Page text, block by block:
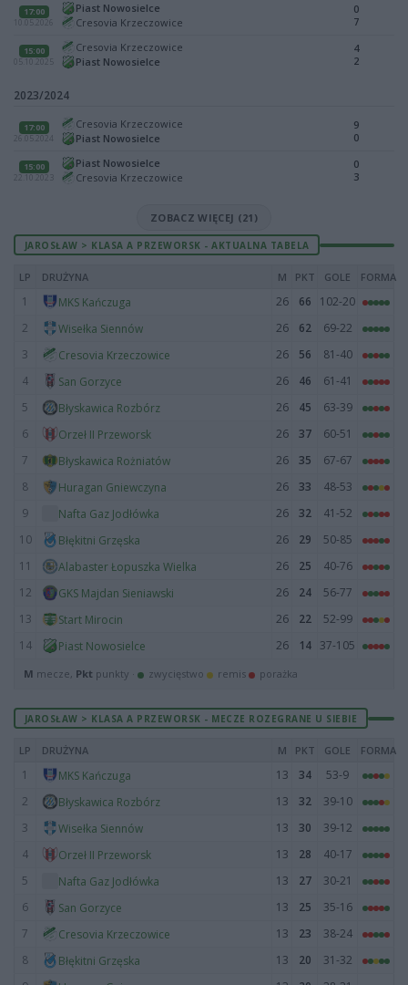
17:00
10.05.2026
Piast Nowosielce
Cresovia Krzeczowice
0
7
15:00
05.10.2025
Cresovia Krzeczowice
Piast Nowosielce
4
2
2023/2024
17:00
26.05.2024
Cresovia Krzeczowice
Piast Nowosielce
9
0
15:00
22.10.2023
Piast Nowosielce
Cresovia Krzeczowice
0
3
ZOBACZ WIĘCEJ (21)
JAROSŁAW > KLASA A PRZEWORSK - AKTUALNA TABELA
LP DRUŻYNA M PKT GOLE FORMA
1 MKS Kańczuga 26 66
102-20
2
Wisełka Siennów 26 62
69-22
3
Cresovia Krzeczowice 26 56
81-40
4
San Gorzyce 26 46
61-41
5
Błyskawica Rozbórz 26 45
63-39
6
Orzeł II Przeworsk 26 37
60-51
7
Błyskawica Rożniatów 26 35
67-67
8
Huragan Gniewczyna 26 33
48-53
9
Nafta Gaz Jodłówka 26 32
41-52
10
Błękitni Grzęska 26 29
50-85
11
Alabaster Łopuszka Wielka 26 25
40-76
12
GKS Majdan Sieniawski 26 24
56-77
13
Start Mirocin 26 22
52-99
14
Piast Nowosielce 26 14 37-105
M mecze, Pkt punkty · zwycięstwo remis porażka
JAROSŁAW > KLASA A PRZEWORSK - MECZE ROZEGRANE U SIEBIE
LP DRUŻYNA M PKT GOLE FORMA
1 MKS Kańczuga 13 34
53-9
2
Błyskawica Rozbórz 13 32
39-10
3
Wisełka Siennów 13 30
39-12
4
Orzeł II Przeworsk 13 28
40-17
5
Nafta Gaz Jodłówka 13 27
30-21
6
San Gorzyce 13 25
35-16
7
Cresovia Krzeczowice 13 23
38-24
8
Błękitni Grzęska 13 20
31-32